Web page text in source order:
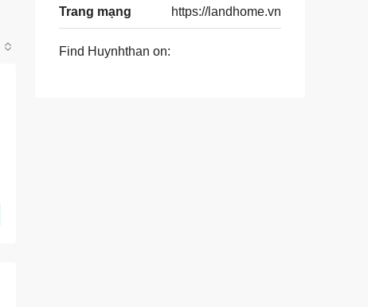
Trang mạng https://landhome.vn
Find Huynhthan on: